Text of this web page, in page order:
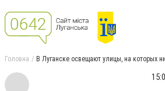
Головна В Луганске освещают улицы, на которых